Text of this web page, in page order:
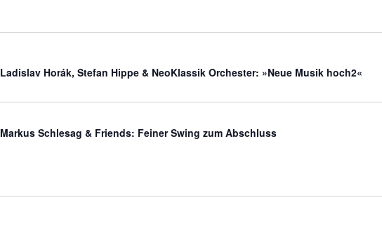
Ladislav Horák, Stefan Hippe & NeoKlassik Orchester: »Neue Musik hoch2«
Markus Schlesag & Friends: Feiner Swing zum Abschluss